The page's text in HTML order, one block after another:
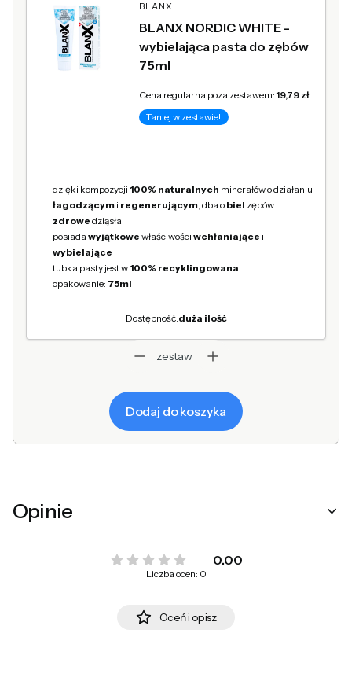
BLANX
BLANX NORDIC WHITE -
wybielająca pasta do zębów
75ml
Cena regularna poza zestawem:19,79 zł
Taniej w zestawie!
dzięki kompozycji 100% naturalnych minerałów o działaniu
łagodzącym i regenerującym, dba o biel zębów i
zdrowe dziąsła
posiada wyjątkowe właściwości wchłaniające i
wybielające
tubka pasty jest w 100% recyklingowana
opakowanie: 75ml
Dostępność:duża ilość
zestaw
Dodaj do koszyka
Opinie
0.00
Liczba ocen: 0
Oceń i opisz